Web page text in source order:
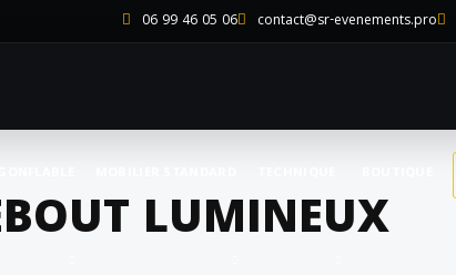
06 99 46 05 06 contact@sr-evenements.pro
LUMINEUX